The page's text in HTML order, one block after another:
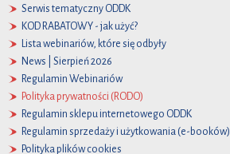
Serwis tematyczny ODDK
KOD RABATOWY - jak użyć?
Lista webinariów, które się odbyły
News | Sierpień 2026
Regulamin Webinariów
Polityka prywatności (RODO)
Regulamin sklepu internetowego ODDK
Regulamin sprzedaży i użytkowania (e-booków)
Polityka plików cookies